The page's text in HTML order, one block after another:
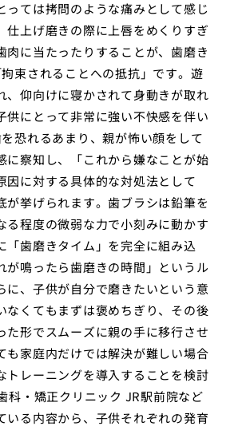
ては拷問のような痛みとして感じ
仕上げ磨きの際に上唇をめくりすぎ
に当たったりすることが、歯磨き
束されることへの抵抗」です。遊
、仰向けに寝かされて身動きが取れ
にとって非常に強い不快感を伴い
恐れるあまり、親が怖い顔をして
察知し、「これから嫌なことが始
因に対する具体的な対処法として
挙げられます。歯ブラシは鉛筆を
程度の微弱な力で小刻みに動かす
「歯磨きタイム」を完全に組み込
鳴ったら歯磨きの時間」というル
、子供が自分で磨きたいという意
くてもまずは褒めちぎり、その後
形でスムーズに親の手に移行させ
も家庭内だけでは解決が難しい場合
トレーニングを導入することを検討
科・矯正クリニック JR駅前院など
いる内容から、子供それぞれの発育